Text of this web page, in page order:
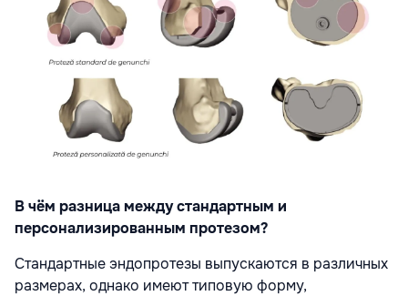
В чём разница между стандартным и
персонализированным протезом?
Стандартные эндопротезы выпускаются в различных
размерах, однако имеют типовую форму,